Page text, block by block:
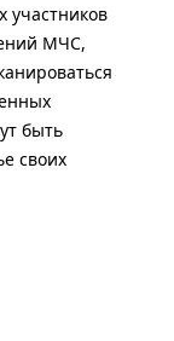
участников
МЧС,
быть
своих